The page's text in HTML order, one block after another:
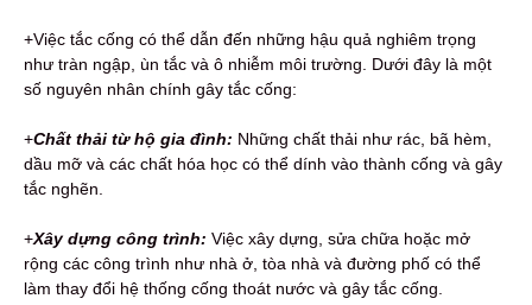
+Việc tắc cống có thể dẫn đến những hậu quả nghiêm trọng
như tràn ngập, ùn tắc và ô nhiễm môi trường. Dưới đây là một
số nguyên nhân chính gây tắc cống:
+Chất thải từ hộ gia đình: Những chất thải như rác, bã hèm,
dầu mỡ và các chất hóa học có thể dính vào thành cống và gây
tắc nghẽn.
+Xây dựng công trình: Việc xây dựng, sửa chữa hoặc mở
rộng các công trình như nhà ở, tòa nhà và đường phố có thể
làm thay đổi hệ thống cống thoát nước và gây tắc cống.